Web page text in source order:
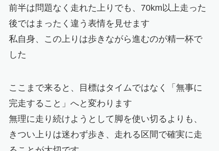
前半は問題なく走れた上りでも、70km以上走った
後ではまったく違う表情を見せます
私自身、この上りは歩きながら進むのが精一杯で
した
ここまで来ると、目標はタイムではなく「無事に
完走すること」へと変わります
無理に走り続けようとして脚を使い切るよりも、
きつい上りは迷わず歩き、走れる区間で確実に走